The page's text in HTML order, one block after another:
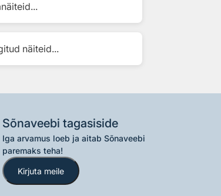
näiteid...
Sõnaveebi tagasiside
Iga arvamus loeb ja aitab Sõnaveebi
paremaks teha!
Kirjuta meile